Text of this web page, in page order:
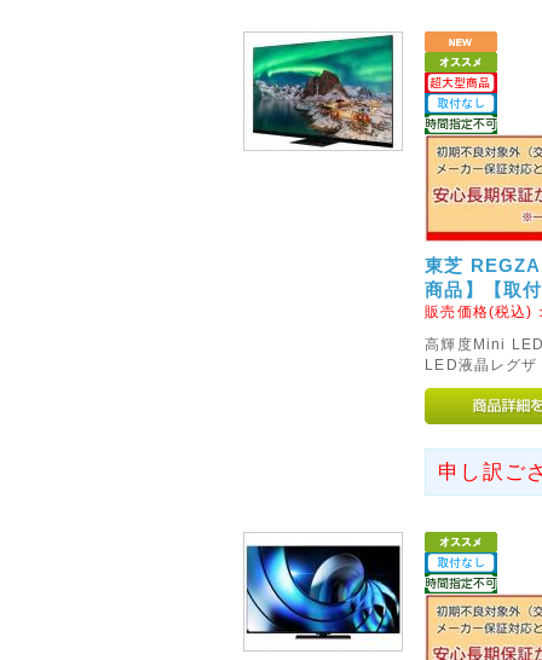
当店での交換やご返金、修理等
注意くださいませ。
初期不良を含め商品に不具合等
センターへご連絡をお願いいた
◇当店お振込先銀行の取り
誠に勝手ながら、お振込先の
て取り扱いを終了とさせてい
◇【時間指定不可】商品の
ヤマト便配送の大型商品(46イ
たに【時間指定不可】商品とし
該当商品の時間指定はご選択い
さい。
また、通常商品(表記なし)、【
すので、個別に購入手続きを
東芝
商品】【取
販売価格(税込)
高輝度Mini
LED液晶レグザ
申し訳ご